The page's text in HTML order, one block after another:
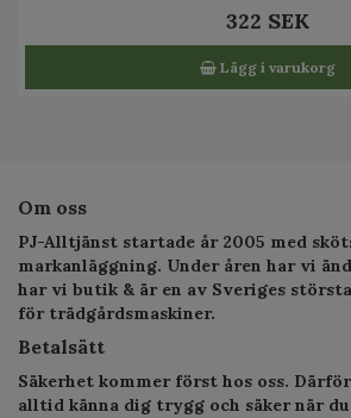
322 SEK
Lägg i varukorg
Om oss
PJ-Alltjänst startade år 2005 med
markanläggning. Under åren har vi
har vi butik & är en av Sveriges
för trädgårdsmaskiner.
Betalsätt
Säkerhet kommer först hos oss.
alltid känna dig trygg och säker när